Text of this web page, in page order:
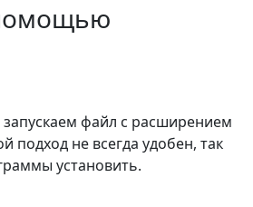
файл с расширением
подход не всегда удобен, так
установить.